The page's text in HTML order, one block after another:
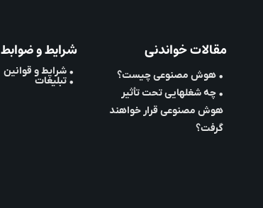
مقالات خواندنی
• هوش مصنوعی چیست؟
• چه شغلهایی تحت تأثیر
هوش مصنوعی قرار خواهند
گرفت؟
شرایط و ضوابط
• شرایط و قوانین
• تبلیغات